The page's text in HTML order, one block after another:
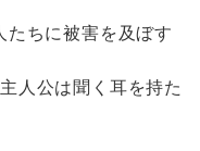
たちに被害を及ぼす
人公は聞く耳を持た